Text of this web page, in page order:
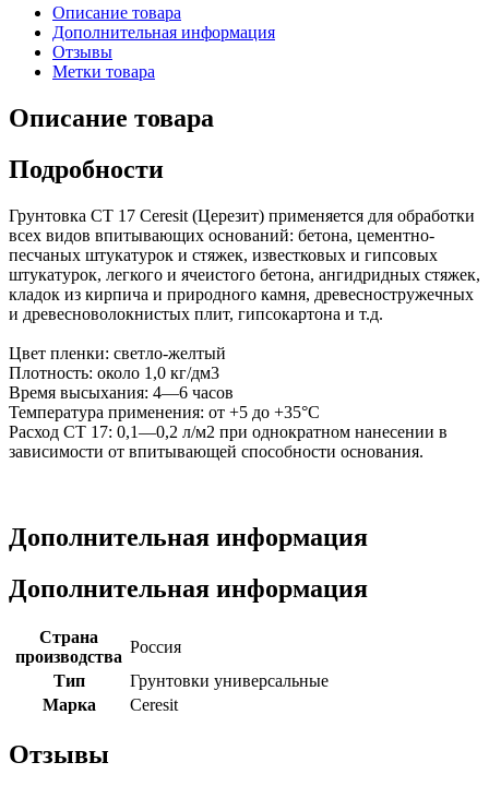
Описание товара
Дополнительная информация
Отзывы
Метки товара
Описание товара
Подробности
Грунтовка СТ 17 Ceresit (Церезит) применяется для обработки
всех видов впитывающих оснований: бетона, цементно-
песчаных штукатурок и стяжек, известковых и гипсовых
штукатурок, легкого и ячеистого бетона, ангидридных стяжек,
кладок из кирпича и природного камня, древесностружечных
и древесноволокнистых плит, гипсокартона и т.д.
Цвет пленки: светло-желтый
Плотность: около 1,0 кг/дм3
Время высыхания: 4—6 часов
Температура применения: от +5 до +35°С
Расход CT 17: 0,1—0,2 л/м2 при однократном нанесении в
зависимости от впитывающей способности основания.
Дополнительная информация
Дополнительная информация
Страна
производства
Россия
Тип
Грунтовки универсальные
Марка
Ceresit
Отзывы